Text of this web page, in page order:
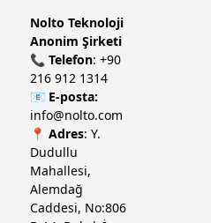
Nolto Teknoloji
Anonim Şirketi
📞 Telefon: +90
216 912 1314
📧 E-posta:
info@nolto.com
📍 Adres: Y.
Dudullu
Mahallesi,
Alemdağ
Caddesi, No:806